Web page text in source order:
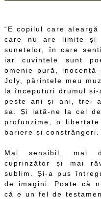
“E copilul care
care nu are limite și
sunetelor, în care
iar cuvintele sunt
omenie pură,
Joly, părintele meu
la începuturi drumul
peste ani și ani, trei
sa. Și iată-ne la cel
profunzime, o
bariere și constrângeri.
Mai sensibil, mai
cuprinzător și mai
sublim. Și-a pus
de imagini. Poate că
că e un fel de